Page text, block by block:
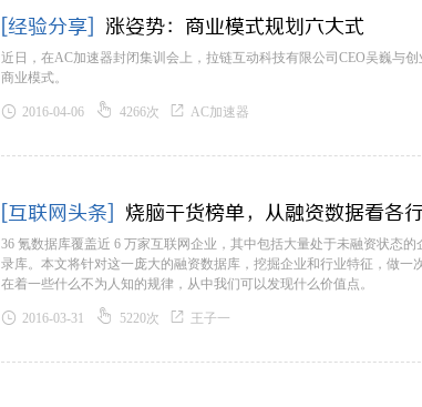
[经验分享] 涨姿势：商业模式规划六大式
近日，在AC加速器封闭集训会上，拉链互动科技有限公司CEO吴巍与
商业模式。
 2016-04-06  4266次  AC加速器
[互联网头条] 烧脑干货榜单，从融资数据看各
36 氪数据库覆盖近 6 万家互联网企业，其中包括大量处于未融资状态
录库。本文将针对这一庞大的融资数据库，挖掘企业和行业特征，做
在着一些什么不为人知的规律，从中我们可以发现什么价值点。
 2016-03-31  5220次  王子一